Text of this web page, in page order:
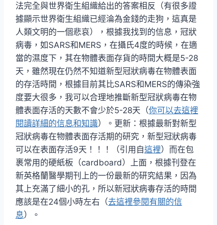
法完全與世界衛生組織給出的答案相反（有很多證
據顯示世界衛生組織已經淪為金錢的走狗，這真是
人類文明的一個悲哀），根據我找到的信息，冠狀
病毒，如SARS和MERS，在攝氏4度的時候，在適
當的濕度下，其在物體表面存貨的時間大概是5-28
天，雖然現在仍然不知道新型冠狀病毒在物體表面
的存活時間，根據目前其比SARS和MERS的傳染強
度要大很多，我可以合理地推斷新型冠狀病毒在物
體表面存活的天數不會少於5-28天（你可以去這裡
閱讀詳細的信息和知識）。更新：根據最新對新型
冠狀病毒在物體表面存活期的研究，新型冠狀病毒
可以在表面存活9天！！！（引用自這裡）而在包
裹常用的硬紙板（cardboard）上面，根據刊登在
新英格蘭醫學期刊上的一份最新的研究結果，因為
其上充滿了細小的孔，所以新冠狀病毒存活的時間
應該是在24個小時左右（去這裡參閱有關的信
息）。